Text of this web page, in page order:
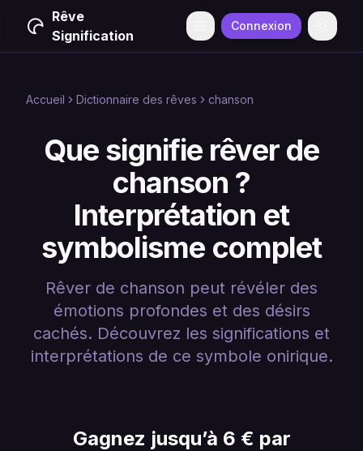
Rêve
Signification
Menu Connexion
Accueil Dictionnaire des rêves chanson
Que signifie rêver de
chanson ?
Interprétation et
symbolisme complet
Rêver de chanson peut révéler des
émotions profondes et des désirs
cachés. Découvrez les significations et
interprétations de ce symbole onirique.
Gagnez jusqu’à 6 € par